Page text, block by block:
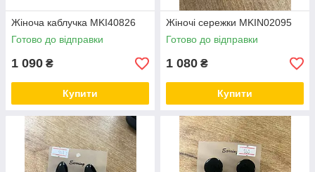
Жіноча каблучка MKI40826
Готово до відправки
1 090 ₴
Купити
Жіночі сережки MKIN02095
Готово до відправки
1 080 ₴
Купити